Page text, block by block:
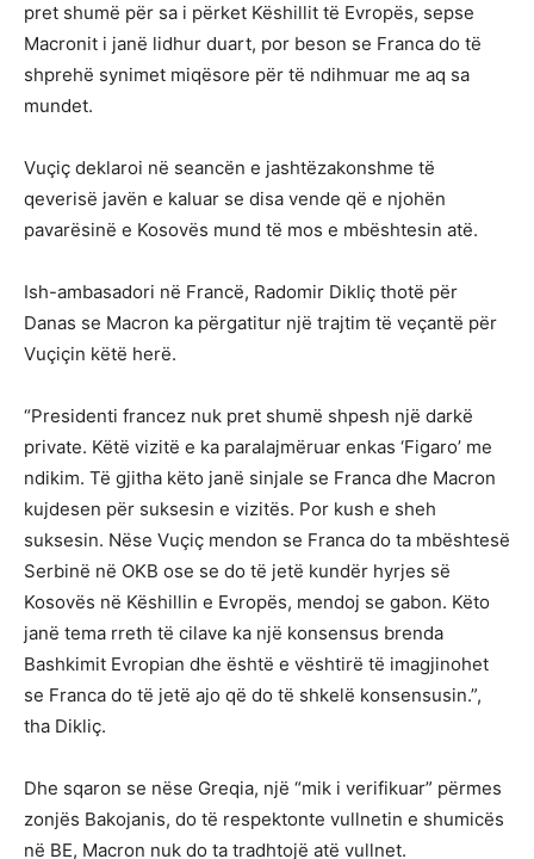
pret shumë për sa i përket Këshillit të Evropës, sepse
Macronit i janë lidhur duart, por beson se Franca do të
shprehë synimet miqësore për të ndihmuar me aq sa
mundet.
Vuçiç deklaroi në seancën e jashtëzakonshme të
qeverisë javën e kaluar se disa vende që e njohën
pavarësinë e Kosovës mund të mos e mbështesin atë.
Ish-ambasadori në Francë, Radomir Dikliç thotë për
Danas se Macron ka përgatitur një trajtim të veçantë për
Vuçiçin këtë herë.
“Presidenti francez nuk pret shumë shpesh një darkë
private. Këtë vizitë e ka paralajmëruar enkas ‘Figaro’ me
ndikim. Të gjitha këto janë sinjale se Franca dhe Macron
kujdesen për suksesin e vizitës. Por kush e sheh
suksesin. Nëse Vuçiç mendon se Franca do ta mbështesë
Serbinë në OKB ose se do të jetë kundër hyrjes së
Kosovës në Këshillin e Evropës, mendoj se gabon. Këto
janë tema rreth të cilave ka një konsensus brenda
Bashkimit Evropian dhe është e vështirë të imagjinohet
se Franca do të jetë ajo që do të shkelë konsensusin.”,
tha Dikliç.
Dhe sqaron se nëse Greqia, një “mik i verifikuar” përmes
zonjës Bakojanis, do të respektonte vullnetin e shumicës
në BE, Macron nuk do ta tradhtojë atë vullnet.